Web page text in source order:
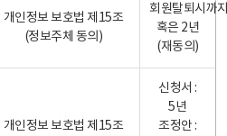
개인정보 보호법 제15조
(정보주체 동의)
회원탈퇴시까
혹은 2년
(재동의)
개인정보 보호법 제15조
신청서 :
5년
조정안 :